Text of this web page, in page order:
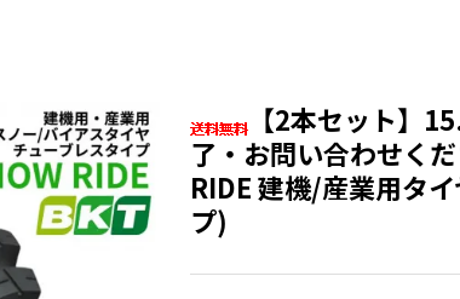
【2本セット】
了・お問い合わせく
RIDE 建機/産業用タ
プ)